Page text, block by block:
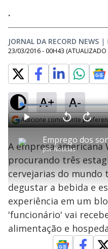
.
JORNAL DA RECORD NEWS |
23/03/2016 - 00H43 (ATUALIZADO
A+ A-
Adicione como fonte
l
porNotícias
P V
t
a
r
0
e
g
n
d
s
A
n
ç
a
1
s
e
u
n
o
s
L
o
a
d
e
7
8
3
A empresa americana
procurando três
cervejarias do mundo
degustar a bebida e
experiência em um
'funcionário' vai
alimentação e